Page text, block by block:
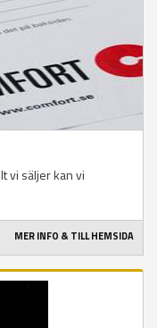
vi säljer kan vi
MER INFO & TILL HEMSIDA